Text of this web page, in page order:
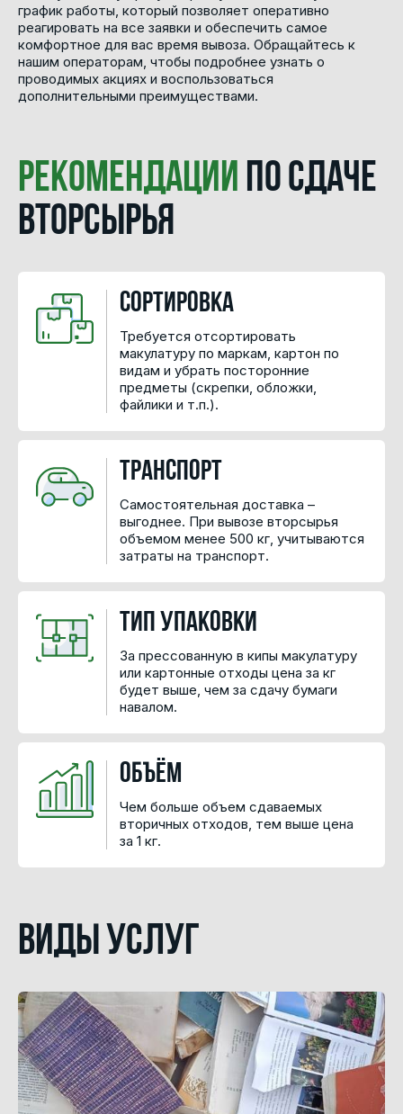
график работы, который позволяет оперативно
реагировать на все заявки и обеспечить самое
комфортное для вас время вывоза. Обращайтесь к
нашим операторам, чтобы подробнее узнать о
проводимых акциях и воспользоваться
дополнительными преимуществами.
Рекомендации по сдаче
вторсырья
Сортировка
Требуется отсортировать
макулатуру по маркам, картон по
видам и убрать посторонние
предметы (скрепки, обложки,
файлики и т.п.).
Транспорт
Самостоятельная доставка –
выгоднее. При вывозе вторсырья
объемом менее 500 кг, учитываются
затраты на транспорт.
Тип упаковки
За прессованную в кипы макулатуру
или картонные отходы цена за кг
будет выше, чем за сдачу бумаги
навалом.
Объём
Чем больше объем сдаваемых
вторичных отходов, тем выше цена
за 1 кг.
Виды услуг